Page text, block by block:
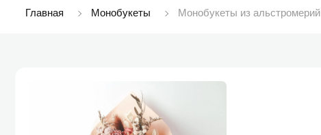
Главная Монобукеты Монобукеты из альстромерий